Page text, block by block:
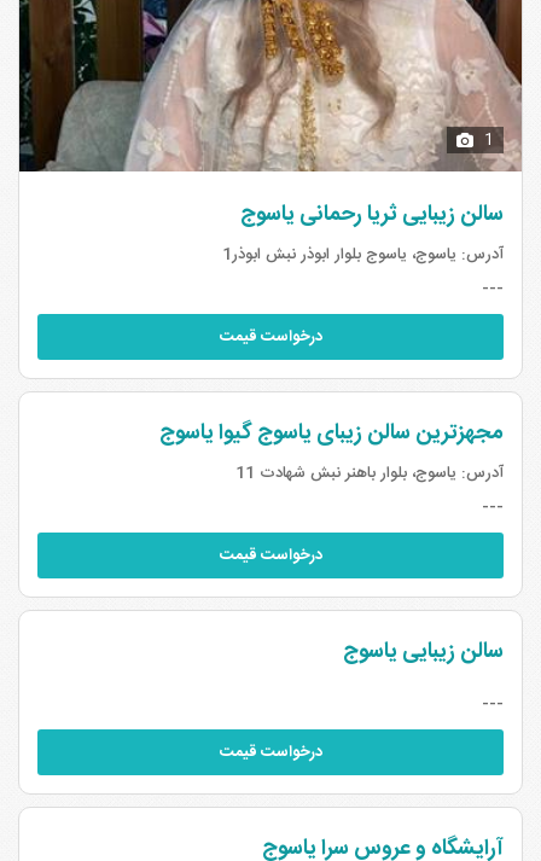
1
سالن زیبایی ثریا رحمانی یاسوج
آدرس: یاسوج، یاسوج بلوار ابوذر نبش ابوذر1
---
درخواست قیمت
مجهزترین سالن زیبای یاسوج گیوا یاسوج
آدرس: یاسوج، بلوار باهنر نبش شهادت 11
---
درخواست قیمت
سالن زیبایی یاسوج
---
درخواست قیمت
آرایشگاه و عروس سرا یاسوج